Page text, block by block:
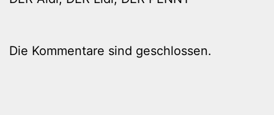
Die Kommentare sind geschlossen.